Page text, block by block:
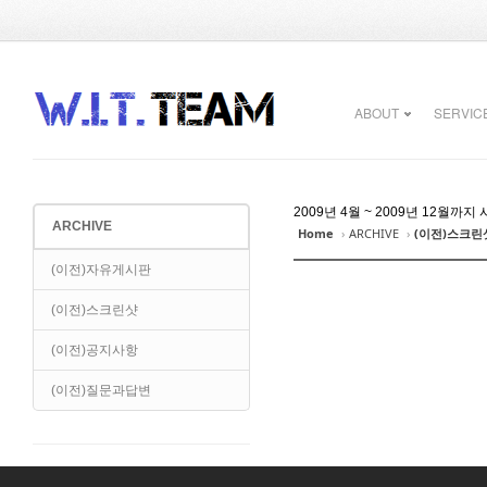
ABOUT
ARCHIVE
(이전)자유게시판
(이전)스크린샷
(이전)공지사항
(이전)질문과답변
2009년 4월 ~ 2009년 12월까지
Home › ARCHIVE › (이전)스크린
Sketchbook5, 스케치북5
Sketchbook5, 스케치북5
Sketchbook5, 스케치북5
Sketchbook5, 스케치북5